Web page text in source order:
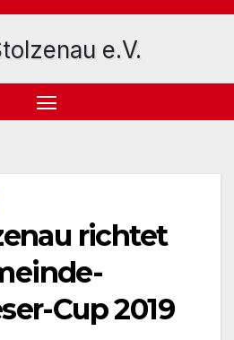
richtet
Cup 2019